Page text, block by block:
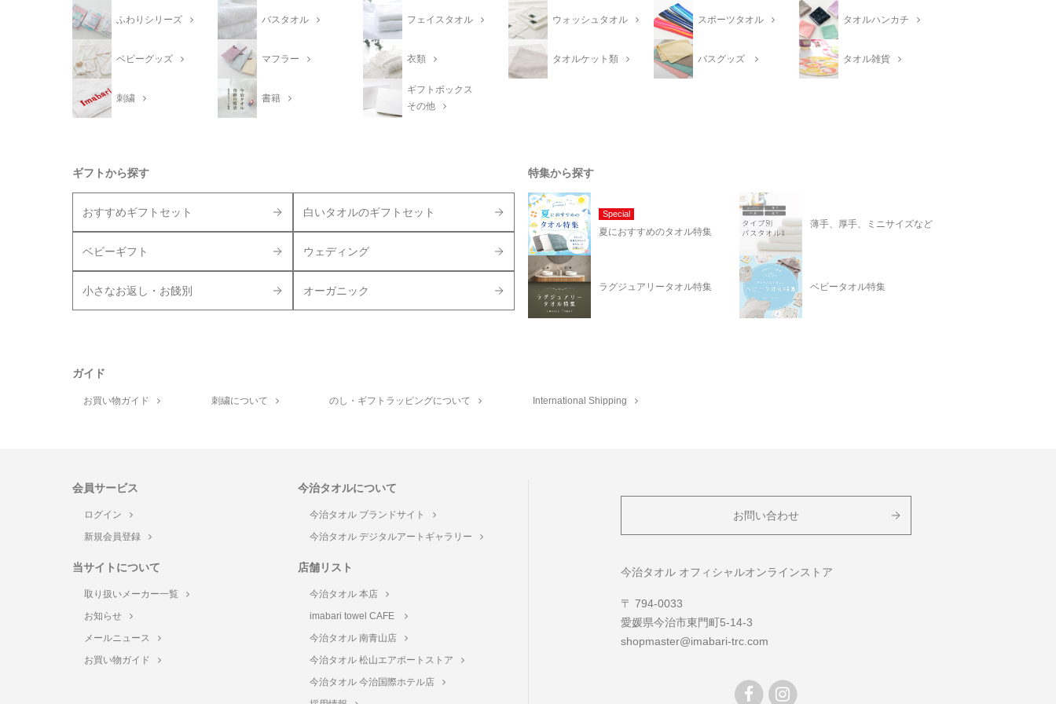
ふわりシリーズ バスタオル フェイスタオル ウォッシュタオル スポーツタオル タオルハンカチ
ベビーグッズ マフラー 衣類 タオルケット類 バスグッズ タオル雑貨
刺繍 書籍
ギフトボックス
その他
ギフトから探す
おすすめギフトセット 白いタオルのギフトセット
ベビーギフト ウェディング
小さなお返し・お餞別 オーガニック
特集から探す
Special
夏におすすめのタオル特集
薄手、厚手、ミニサイズなど
ラグジュアリータオル特集 ベビータオル特集
ガイド
お買い物ガイド 刺繍について のし・ギフトラッピングについて International Shipping
会員サービス
ログイン
新規会員登録
今治タオルについて
今治タオル ブランドサイト
今治タオル デジタルアートギャラリー
当サイトについて
取り扱いメーカー一覧
お知らせ
メールニュース
お買い物ガイド
店舗リスト
今治タオル 本店
imabari towel CAFE
今治タオル 南青山店
今治タオル 松山エアポートストア
今治タオル 今治国際ホテル店
お問い合わせ
今治タオル オフィシャルオンラインストア
〒 794-0033
愛媛県今治市東門町5-14-3
shopmaster@imabari-trc.com